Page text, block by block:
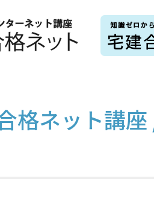
知識ゼロか
宅建
格ネット講